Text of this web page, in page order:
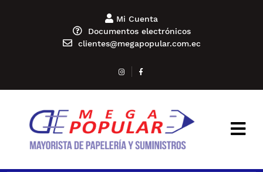
Mi Cuenta
Documentos electrónicos
clientes@megapopular.com.ec